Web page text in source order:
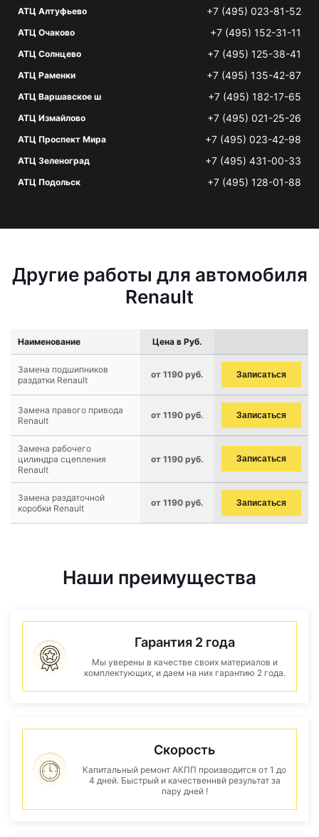
АТЦ Алтуфьево +7 (495) 023-81-52
АТЦ Очаково +7 (495) 152-31-11
АТЦ Солнцево +7 (495) 125-38-41
АТЦ Раменки +7 (495) 135-42-87
АТЦ Варшавское ш +7 (495) 182-17-65
АТЦ Измайлово +7 (495) 021-25-26
АТЦ Проспект Мира +7 (495) 023-42-98
АТЦ Зеленоград +7 (495) 431-00-33
АТЦ Подольск +7 (495) 128-01-88
Другие работы для автомобиля
Renault
Наименование Цена в Руб.
Замена подшипников
раздатки Renault
от 1190 руб. Записаться
Замена правого привода
Renault
от 1190 руб. Записаться
Замена рабочего
цилиндра сцепления
Renault
от 1190 руб. Записаться
Замена раздаточной
коробки Renault
от 1190 руб. Записаться
Наши преимущества
Гарантия 2 года
Мы уверены в качестве своих материалов и
комплектующих, и даем на них гарантию 2 года.
Скорость
Капитальный ремонт АКПП производится от 1 до
4 дней. Быстрый и качественнвй результат за
пару дней !